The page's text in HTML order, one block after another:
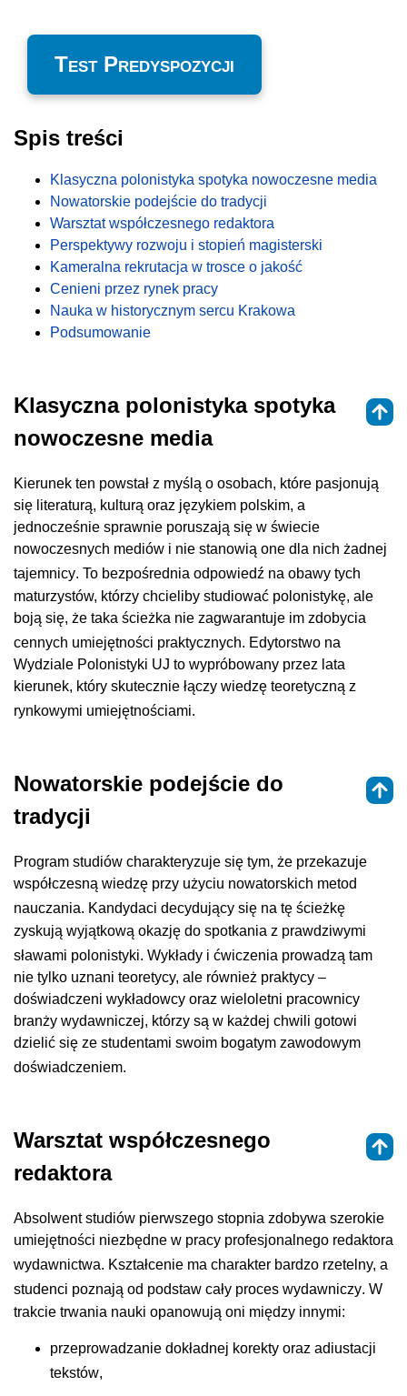
Test Predyspozycji
Spis treści
Klasyczna polonistyka spotyka nowoczesne media
Nowatorskie podejście do tradycji
Warsztat współczesnego redaktora
Perspektywy rozwoju i stopień magisterski
Kameralna rekrutacja w trosce o jakość
Cenieni przez rynek pracy
Nauka w historycznym sercu Krakowa
Podsumowanie
Klasyczna polonistyka spotyka
nowoczesne media
Kierunek ten powstał z myślą o osobach, które pasjonują
się literaturą, kulturą oraz językiem polskim, a
jednocześnie sprawnie poruszają się w świecie
nowoczesnych mediów i nie stanowią one dla nich żadnej
tajemnicy. To bezpośrednia odpowiedź na obawy tych
maturzystów, którzy chcieliby studiować polonistykę, ale
boją się, że taka ścieżka nie zagwarantuje im zdobycia
cennych umiejętności praktycznych. Edytorstwo na
Wydziale Polonistyki UJ to wypróbowany przez lata
kierunek, który skutecznie łączy wiedzę teoretyczną z
rynkowymi umiejętnościami.
Nowatorskie podejście do
tradycji
Program studiów charakteryzuje się tym, że przekazuje
współczesną wiedzę przy użyciu nowatorskich metod
nauczania. Kandydaci decydujący się na tę ścieżkę
zyskują wyjątkową okazję do spotkania z prawdziwymi
sławami polonistyki. Wykłady i ćwiczenia prowadzą tam
nie tylko uznani teoretycy, ale również praktycy –
doświadczeni wykładowcy oraz wieloletni pracownicy
branży wydawniczej, którzy są w każdej chwili gotowi
dzielić się ze studentami swoim bogatym zawodowym
doświadczeniem.
Warsztat współczesnego
redaktora
Absolwent studiów pierwszego stopnia zdobywa szerokie
umiejętności niezbędne w pracy profesjonalnego redaktora
wydawnictwa. Kształcenie ma charakter bardzo rzetelny, a
studenci poznają od podstaw cały proces wydawniczy. W
trakcie trwania nauki opanowują oni między innymi:
przeprowadzanie dokładnej korekty oraz adiustacji
tekstów,